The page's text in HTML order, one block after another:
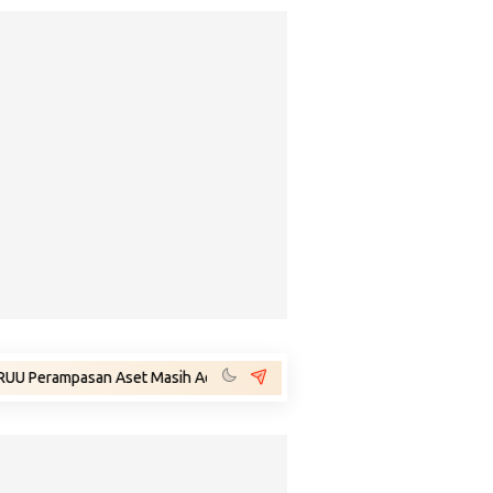
Aset Masih Ada di Prolegnas Prioritas 2026, Pemerintah Bersama